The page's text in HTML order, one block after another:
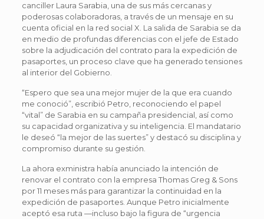
canciller Laura Sarabia, una de sus más cercanas y
poderosas colaboradoras, a través de un mensaje en su
cuenta oficial en la red social X. La salida de Sarabia se da
en medio de profundas diferencias con el jefe de Estado
sobre la adjudicación del contrato para la expedición de
pasaportes, un proceso clave que ha generado tensiones
al interior del Gobierno.
“Espero que sea una mejor mujer de la que era cuando
me conoció”, escribió Petro, reconociendo el papel
“vital” de Sarabia en su campaña presidencial, así como
su capacidad organizativa y su inteligencia. El mandatario
le deseó “la mejor de las suertes” y destacó su disciplina y
compromiso durante su gestión.
La ahora exministra había anunciado la intención de
renovar el contrato con la empresa Thomas Greg & Sons
por 11 meses más para garantizar la continuidad en la
expedición de pasaportes. Aunque Petro inicialmente
aceptó esa ruta —incluso bajo la figura de “urgencia